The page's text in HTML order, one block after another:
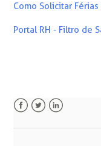
Como Solicitar Férias
Portal RH - Filtro de